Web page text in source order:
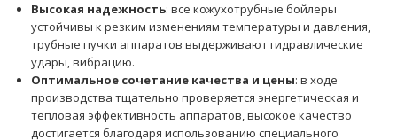
Высокая надежность: все кожухотрубные бойлеры
устойчивы к резким изменениям температуры и давления,
трубные пучки аппаратов выдерживают гидравлические
удары, вибрацию.
Оптимальное сочетание качества и цены: в ходе
производства тщательно проверяется энергетическая и
тепловая эффективность аппаратов, высокое качество
достигается благодаря использованию специального